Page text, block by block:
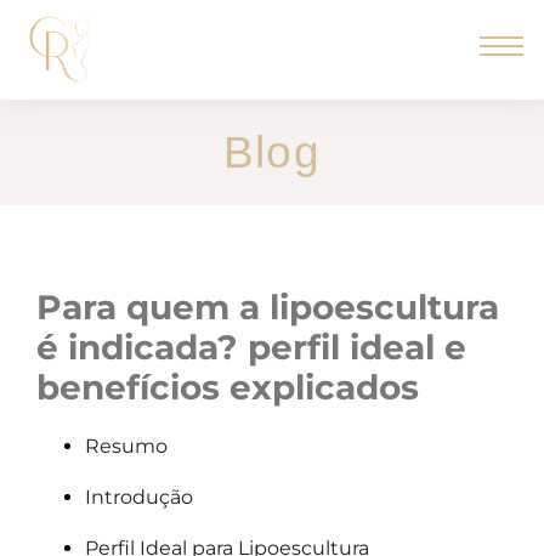
Blog
para quem a lipoescultura
é indicada? perfil ideal e
benefícios explicados
Resumo
Introdução
Perfil Ideal para Lipoescultura